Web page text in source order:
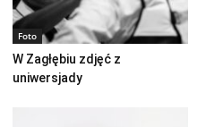
Foto
W Zagłębiu zdjęć z
uniwersjady